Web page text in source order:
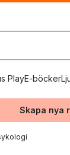
PlayE-böcker
Skapa nya